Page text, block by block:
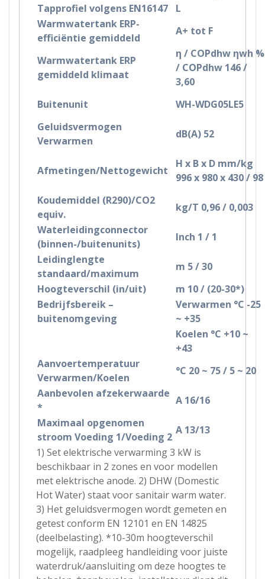
Tapprofiel volgens EN16147
L
Warmwatertank ERP-
efficiëntie gemiddeld
A+ tot F
Warmwatertank ERP
gemiddeld klimaat
η / COPdhw ηwh %
/ COPdhw 146 /
3,60
Buitenunit
WH-WDG05LE5
Geluidsvermogen
Verwarmen
dB(A) 52
Afmetingen/Nettogewicht
H x B x D mm/kg
996 x 980 x 430 / 98
Koudemiddel (R290)/CO2
equiv.
kg/T 0,96 / 0,003
Waterleidingconnector
(binnen-/buitenunits)
Inch 1 / 1
Leidinglengte
standaard/maximum
m 5 / 30
Hoogteverschil (in/uit)
m 10 / (20-30*)
Bedrijfsbereik –
buitenomgeving
Verwarmen °C -25
~ +35
Koelen °C +10 ~
+43
Aanvoertemperatuur
Verwarmen/Koelen
°C 20 ~ 75 / 5 ~ 20
Aanbevolen afzekerwaarde
*
A 16/16
Maximaal opgenomen
stroom Voeding 1/Voeding 2
A 13/13
1) Set elektrische verwarming 3 kW is
beschikbaar in 2 zones en voor modellen
met elektrische anode. 2) DHW (Domestic
Hot Water) staat voor sanitair warm water.
3) Het geluidsvermogen wordt gemeten en
getest conform EN 12101 en EN 14825
(deelbelasting). *10-30m hoogteverschil
mogelijk, raadpleeg handleiding voor juiste
waterdruk/aansluiting om deze hoogtes te